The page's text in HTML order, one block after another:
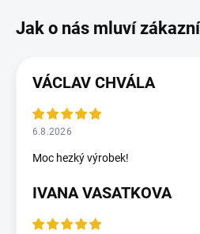
VÁCLAV CHVÁLA
6.8.2026
Moc hezký výrobek!
IVANA VASATKOVA